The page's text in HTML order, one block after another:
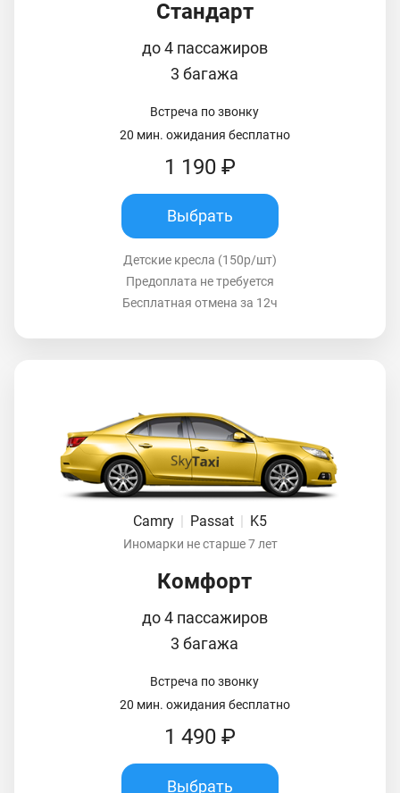
Стандарт
до 4 пассажиров
3 багажа
Встреча по звонку
20 мин. ожидания бесплатно
1 190 ₽
Выбрать
Детские кресла (150р/шт)
Предоплата не требуется
Бесплатная отмена за 12ч
Camry Passat K5
Иномарки не старше 7 лет
Комфорт
до 4 пассажиров
3 багажа
Встреча по звонку
20 мин. ожидания бесплатно
1 490 ₽
Выбрать